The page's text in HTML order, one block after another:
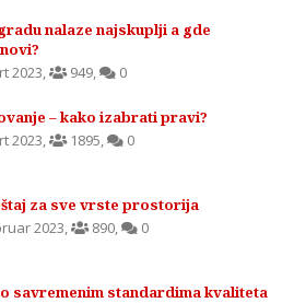
nalaze najskuplji a gde
2023, 949, 0
– kako izabrati pravi?
2023, 1895, 0
za sve vrste prostorija
2023, 890, 0
savremenim standardima kvaliteta